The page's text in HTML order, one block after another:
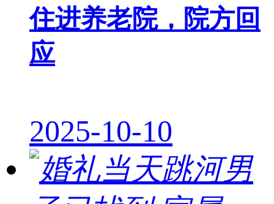
住进养老院，院方回
应
2025-10-10